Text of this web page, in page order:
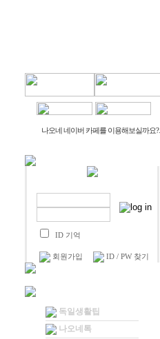
나오네 네이버 카페를 이용해보실까요?..
ID 기억
회원가입 ID / PW 찾기
독일생활팁
나오네톡